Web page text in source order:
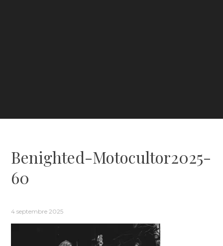
Benighted-Motocultor2025-
60
4 septembre 2025